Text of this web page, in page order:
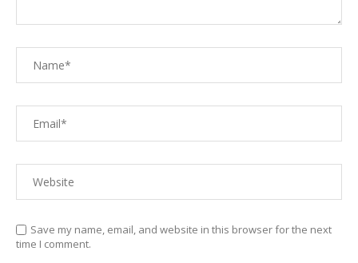
Save my name, email, and website in this browser for the next
time I comment.